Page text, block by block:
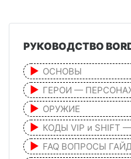
РУКОВОДСТВО
ОСНОВЫ
ГЕРОИ —
ОРУЖИЕ
КОДЫ VIP и SHIFT
FAQ ВОПРОСЫ